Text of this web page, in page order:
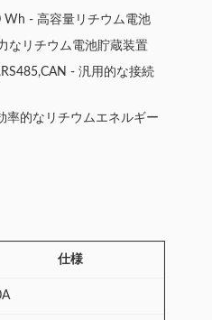
Wh - 高容量リチウム電池
なリチウム電池貯蔵装置
- 汎用的な接続
率的なリチウムエネルギー
仕様